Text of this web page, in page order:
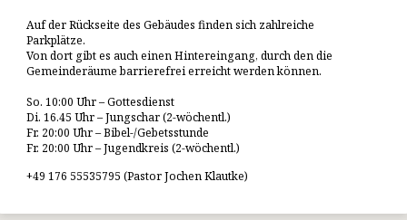
Auf der Rückseite des Gebäudes finden sich zahlreiche
Parkplätze.
Von dort gibt es auch einen Hintereingang, durch den die
Gemeinderäume barrierefrei erreicht werden können.
So. 10:00 Uhr – Gottesdienst
Di. 16.45 Uhr – Jungschar (2-wöchentl.)
Fr. 20:00 Uhr – Bibel-/Gebetsstunde
Fr. 20:00 Uhr – Jugendkreis (2-wöchentl.)
+49 176 55535795 (Pastor Jochen Klautke)